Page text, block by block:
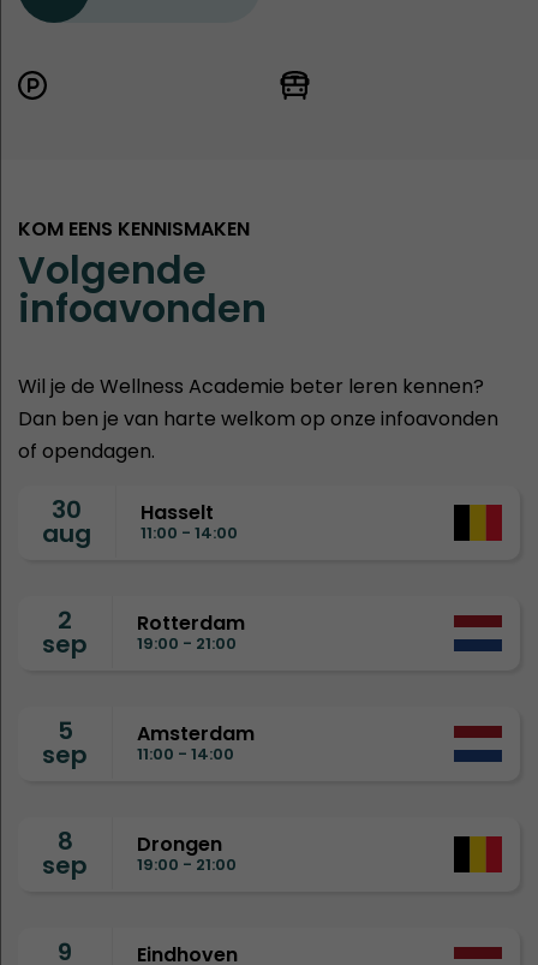
KOM EENS KENNISMAKEN
Volgende
infoavonden
Wil je de Wellness Academie beter leren kennen?
Dan ben je van harte welkom op onze infoavonden
of opendagen.
30
aug
Hasselt
11:00 - 14:00
2
sep
Rotterdam
19:00 - 21:00
5
sep
Amsterdam
11:00 - 14:00
8
sep
Drongen
19:00 - 21:00
9 Eindhoven